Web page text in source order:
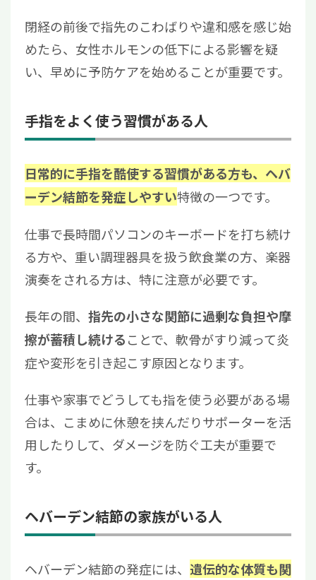
閉経の前後で指先のこわばりや違和感を感じ始
めたら、女性ホルモンの低下による影響を疑
い、早めに予防ケアを始めることが重要です。
手指をよく使う習慣がある人
日常的に手指を酷使する習慣がある方も、ヘバ
ーデン結節を発症しやすい特徴の一つです。
仕事で長時間パソコンのキーボードを打ち続け
る方や、重い調理器具を扱う飲食業の方、楽器
演奏をされる方は、特に注意が必要です。
長年の間、 指先の小さな関節に過剰な負担や摩
擦が蓄積し続けることで、軟骨がすり減って炎
症や変形を引き起こす原因となります。
仕事や家事でどうしても指を使う必要がある場
合は、こまめに休憩を挟んだりサポーターを活
用したりして、ダメージを防ぐ工夫が重要で
す。
ヘバーデン結節の家族がいる人
ヘバーデン結節の発症には、 遺伝的な体質も関